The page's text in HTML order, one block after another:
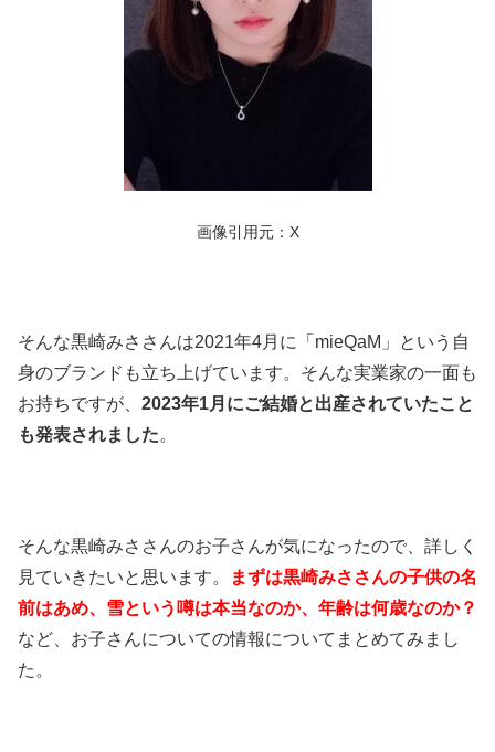
画像引用元：X
そんな黒崎みささんは2021年4月に「mieQaM」という自
身のブランドも立ち上げています。そんな実業家の一面も
お持ちですが、 2023年1月にご結婚と出産されていたこと
も発表されました。
そんな黒崎みささんのお子さんが気になったので、詳しく
見ていきたいと思います。
まずは黒崎みささんの子供の名
前はあめ、雪という噂は本当なのか、年齢は何歳なのか？
など、お子さんについての情報についてまとめてみまし
た。